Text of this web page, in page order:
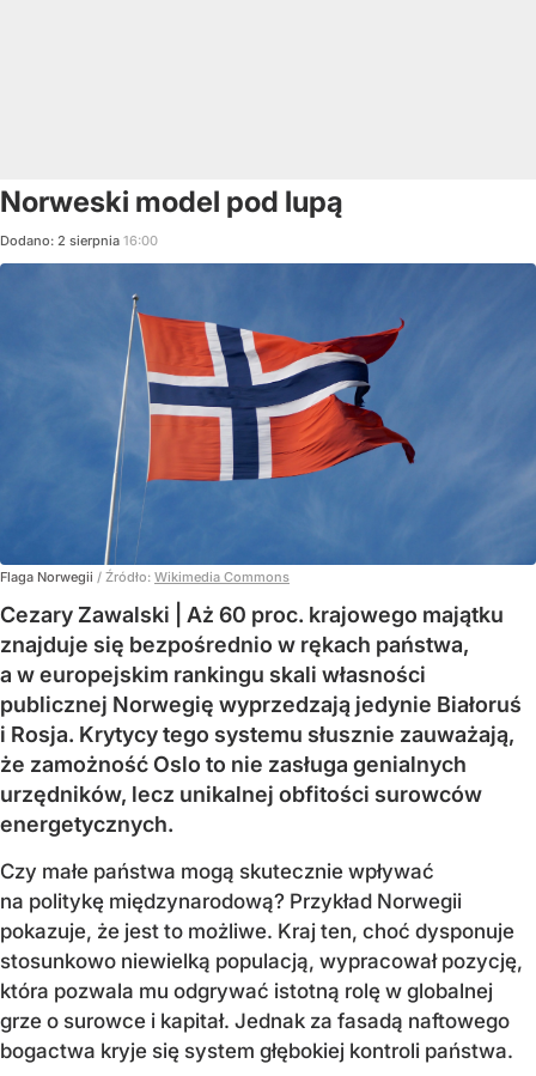
Norweski model pod lupą
Dodano: 2 sierpnia 16:00
Flaga Norwegii / Źródło: Wikimedia Commons
Cezary Zawalski | Aż 60 proc. krajowego majątku
znajduje się bezpośrednio w rękach państwa,
a w europejskim rankingu skali własności
publicznej Norwegię wyprzedzają jedynie Białoruś
i Rosja. Krytycy tego systemu słusznie zauważają,
że zamożność Oslo to nie zasługa genialnych
urzędników, lecz unikalnej obfitości surowców
energetycznych.
Czy małe państwa mogą skutecznie wpływać
na politykę międzynarodową? Przykład Norwegii
pokazuje, że jest to możliwe. Kraj ten, choć dysponuje
stosunkowo niewielką populacją, wypracował pozycję,
która pozwala mu odgrywać istotną rolę w globalnej
grze o surowce i kapitał. Jednak za fasadą naftowego
bogactwa kryje się system głębokiej kontroli państwa.